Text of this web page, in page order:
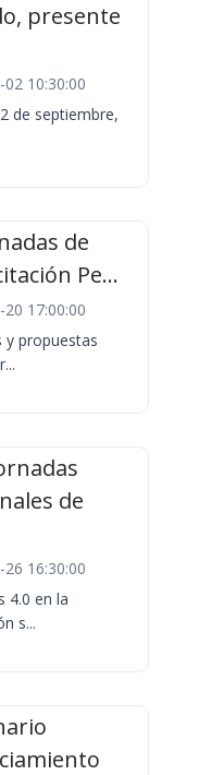
presente
10:30:00
de septiembre,
de
Pe...
17:00:00
y propuestas
de
16:30:00
4.0 en la
s...